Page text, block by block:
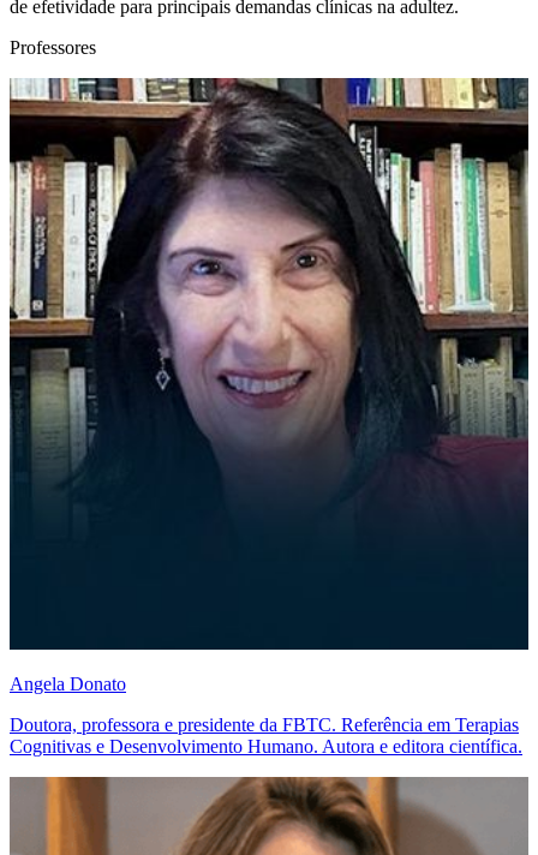
de efetividade para principais demandas clínicas na adultez.
Professores
Angela Donato
Doutora, professora e presidente da FBTC. Referência em Terapias
Cognitivas e Desenvolvimento Humano. Autora e editora científica.